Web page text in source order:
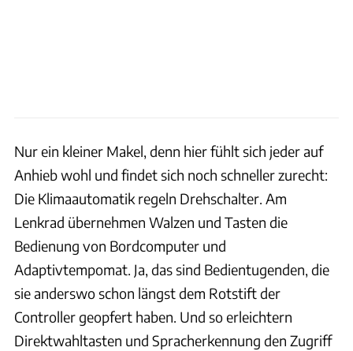
Nur ein kleiner Makel, denn hier fühlt sich jeder auf
Anhieb wohl und findet sich noch schneller zurecht:
Die Klimaautomatik regeln Drehschalter. Am
Lenkrad übernehmen Walzen und Tasten die
Bedienung von Bordcomputer und
Adaptivtempomat. Ja, das sind Bedientugenden, die
sie anderswo schon längst dem Rotstift der
Controller geopfert haben. Und so erleichtern
Direktwahltasten und Spracherkennung den Zugriff